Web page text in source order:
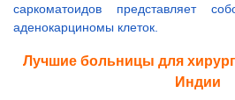
саркоматоидов представляет
аденокарциномы клеток.
Лучшие больницы для
Индии